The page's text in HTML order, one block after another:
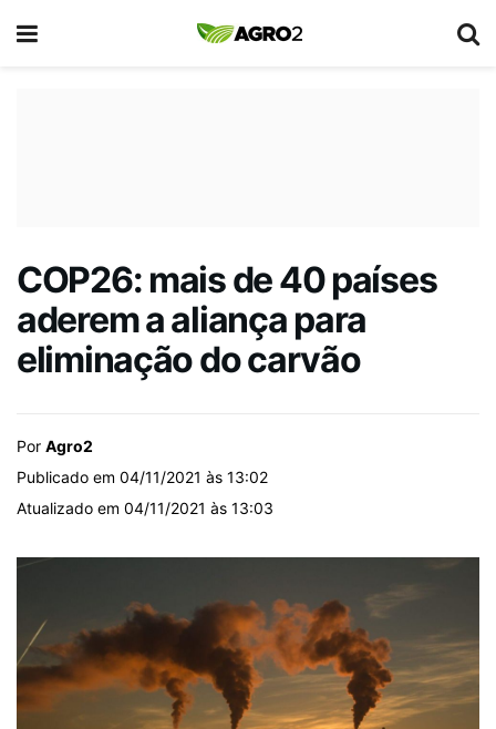
COP26: mais de 40 países
aderem a aliança para
eliminação do carvão
Por Agro2
Publicado em 04/11/2021 às 13:02
Atualizado em 04/11/2021 às 13:03